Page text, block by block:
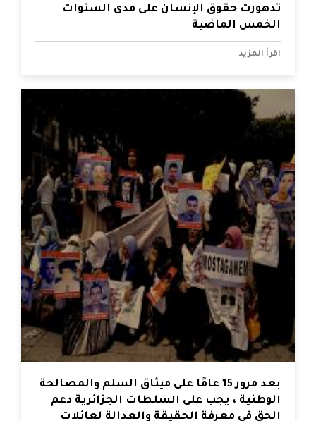
تدهورت حقوق الإنسان على مدى السنوات
الخمس الماضية
اقرأ المزيد
بعد مرور 15 عامًا على ميثاق السلم والمصالحة
الوطنية ، يجب على السلطات الجزائرية دعم
الحق في معرفة الحقيقة والعدالة لعائلات